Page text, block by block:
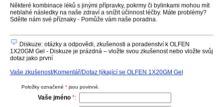
Některé kombinace léků s jinými přípravky, pokrmy či bylinkami mohou mít
neblahé následky na naše zdraví a snížit účinnost léčby. Máte problémy?
Sdělte nám své příznaky - Pomůže vám naše poradna.
Diskuze: otázky a odpovědi, zkušenosti a poradenství k OLFEN
1X20GM Gel - Diskuze je prázdná – vložte svou zkušenost nebo vložte svůj
dotaz jako první
Vaše zkušenost/Komentář/Dotaz týkající se OLFEN 1X20GM Gel
Položky označené * jsou povinné.
Vaše jméno *: